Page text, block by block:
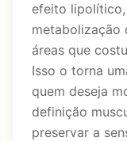
efeito lipolítico,
metabolização
áreas que
Isso o torna
quem deseja
definição
preservar a